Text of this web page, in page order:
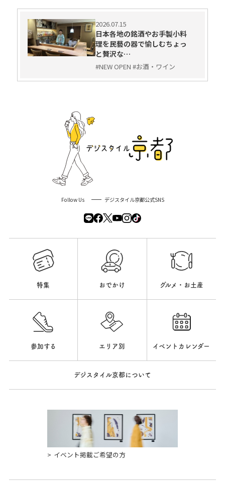
2026.07.15
日本各地の銘酒やお手製小料
理を民藝の器で愉しむちょっ
と贅沢な…
#NEW OPEN #お酒・ワイン
Follow Us デジスタイル京都公式SNS
特集 おでかけ グルメ・お土産
参加する エリア別 イベントカレンダー
デジスタイル京都について
イベント掲載ご希望の方